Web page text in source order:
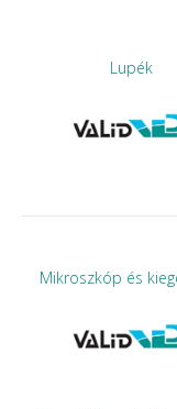
Lupék
Mikroszkóp és